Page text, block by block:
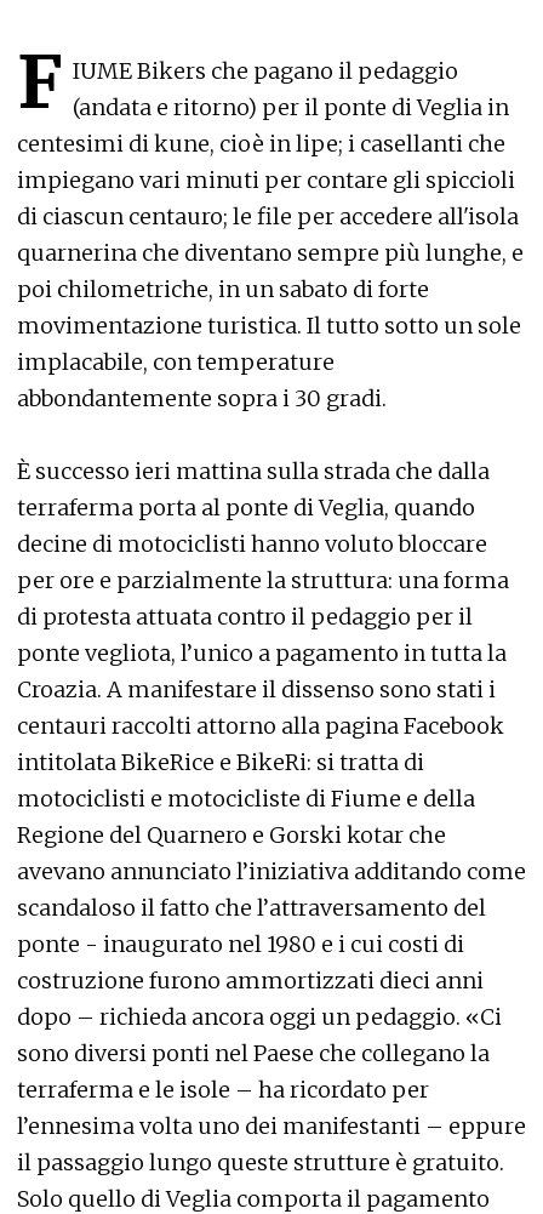
F IUME Bikers che pagano il pedaggio
(andata e ritorno) per il ponte di Veglia in
centesimi di kune, cioè in lipe; i casellanti che
impiegano vari minuti per contare gli spiccioli
di ciascun centauro; le file per accedere all'isola
quarnerina che diventano sempre più lunghe, e
poi chilometriche, in un sabato di forte
movimentazione turistica. Il tutto sotto un sole
implacabile, con temperature
abbondantemente sopra i 30 gradi.
È successo ieri mattina sulla strada che dalla
terraferma porta al ponte di Veglia, quando
decine di motociclisti hanno voluto bloccare
per ore e parzialmente la struttura: una forma
di protesta attuata contro il pedaggio per il
ponte vegliota, l’unico a pagamento in tutta la
Croazia. A manifestare il dissenso sono stati i
centauri raccolti attorno alla pagina Facebook
intitolata BikeRice e BikeRi: si tratta di
motociclisti e motocicliste di Fiume e della
Regione del Quarnero e Gorski kotar che
avevano annunciato l’iniziativa additando come
scandaloso il fatto che l’attraversamento del
ponte - inaugurato nel 1980 e i cui costi di
costruzione furono ammortizzati dieci anni
dopo – richieda ancora oggi un pedaggio. «Ci
sono diversi ponti nel Paese che collegano la
terraferma e le isole – ha ricordato per
l’ennesima volta uno dei manifestanti – eppure
il passaggio lungo queste strutture è gratuito.
Solo quello di Veglia comporta il pagamento